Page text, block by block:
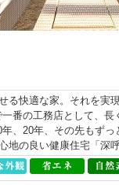
る快適な家。それを実
番の工務店として、
、20年、その先もず
地の良い健康住宅「深